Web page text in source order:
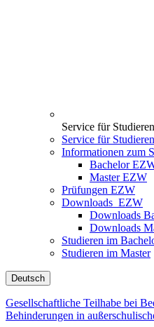
Service für
Service für
Informationen zum
Bachelor
Master EZW
Prüfungen EZW
Downloads_EZW
Downloads
Downloads
Studieren im
Studieren im Master
Deutsch
Gesellschaftliche Teilhabe bei
Behinderungen in